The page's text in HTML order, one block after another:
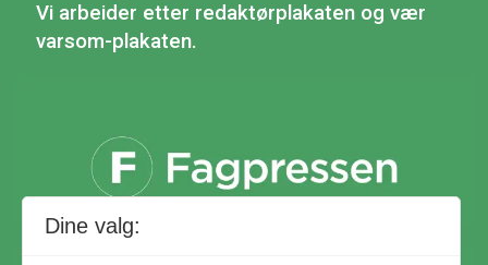
Vi arbeider etter redaktørplakaten og vær
varsom-plakaten.
Dine valg: